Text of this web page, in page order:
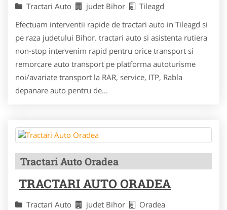
Tractari Auto judet Bihor
Tileagd
Efectuam interventii rapide de tractari auto in Tileagd si
pe raza judetului Bihor. tractari auto si asistenta rutiera
non-stop intervenim rapid pentru orice transport si
remorcare auto transport pe platforma autoturisme
noi/avariate transport la RAR, service, ITP, Rabla
depanare auto pentru de...
Tractari Auto Oradea
TRACTARI AUTO ORADEA
Tractari Auto judet Bihor
Oradea